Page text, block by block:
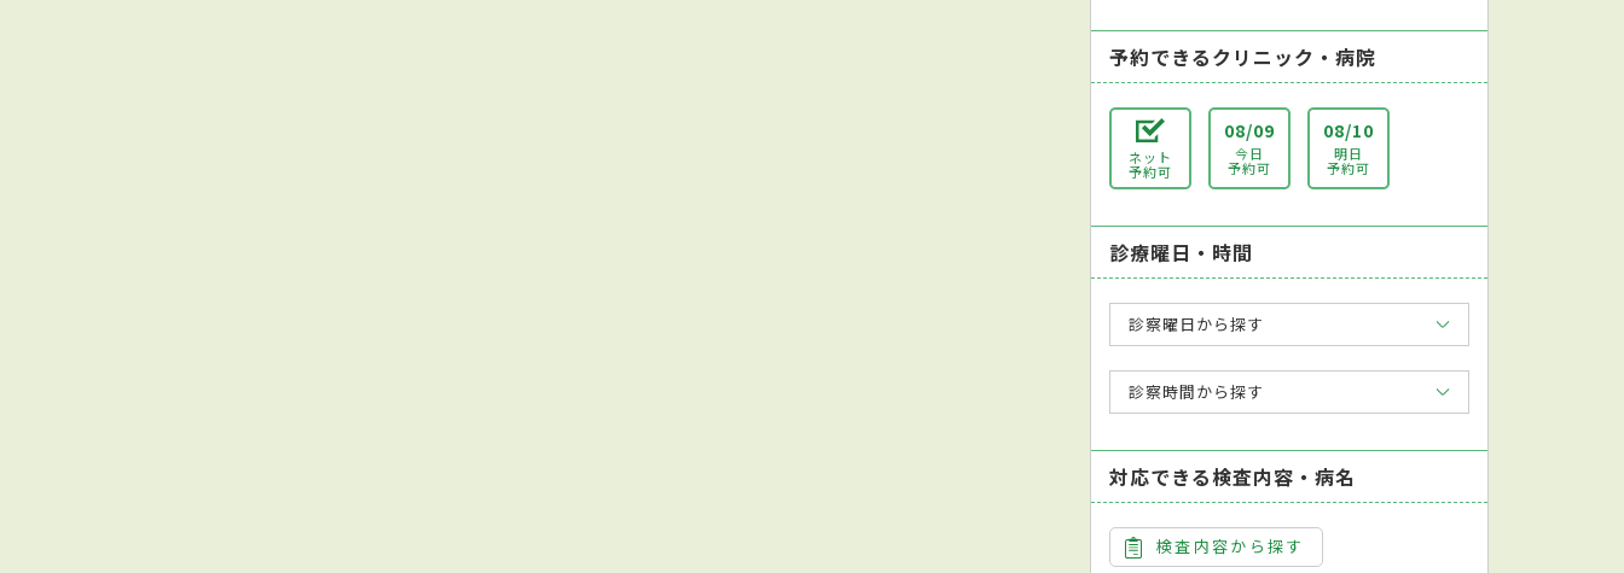
予約できるクリニック・病院
ネット
予約可
08/09
今日
予約可
08/10
明日
予約可
診療曜日・時間
診察曜日から探す
診察時間から探す
対応できる検査内容・病名
検査内容から探す